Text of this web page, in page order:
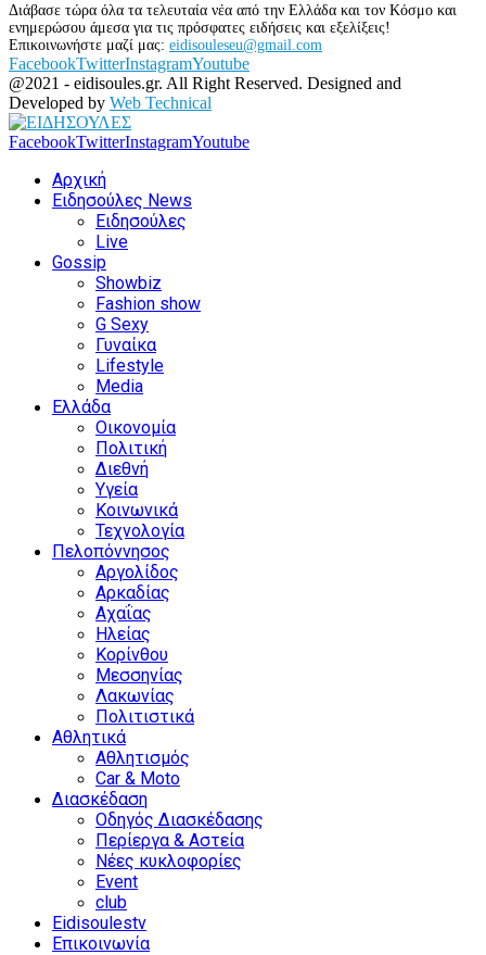
Διάβασε τώρα όλα τα τελευταία νέα από την Ελλάδα και τον Κόσμο και
ενημερώσου άμεσα για τις πρόσφατες ειδήσεις και εξελίξεις!
Επικοινωνήστε μαζί μας: eidisouleseu@gmail.com
FacebookTwitterInstagramYoutube
@2021 - eidisoules.gr. All Right Reserved. Designed and
Developed by Web Technical
FacebookTwitterInstagramYoutube
Αρχική
Ειδησούλες News
Ειδησούλες
Live
Gossip
Showbiz
Fashion show
G Sexy
Γυναίκα
Lifestyle
Media
Ελλάδα
Οικονομία
Πολιτική
Διεθνή
Υγεία
Κοινωνικά
Τεχνολογία
Πελοπόννησος
Αργολίδος
Αρκαδίας
Αχαΐας
Ηλείας
Κορίνθου
Μεσσηνίας
Λακωνίας
Πολιτιστικά
Αθλητικά
Αθλητισμός
Car & Moto
Διασκέδαση
Οδηγός Διασκέδασης
Περίεργα & Αστεία
Νέες κυκλοφορίες
Event
club
Eidisoulestv
Επικοινωνία